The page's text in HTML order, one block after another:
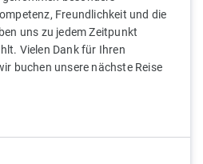
Freundlichkeit und die
uns zu jedem Zeitpunkt
Vielen Dank für Ihren
buchen unsere nächste Reise